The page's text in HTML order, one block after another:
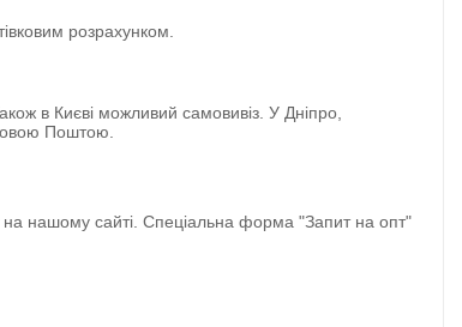
розрахунком.
в Києві можливий самовивіз. У Дніпро,
Поштою.
нашому сайті. Спеціальна форма "Запит на опт"